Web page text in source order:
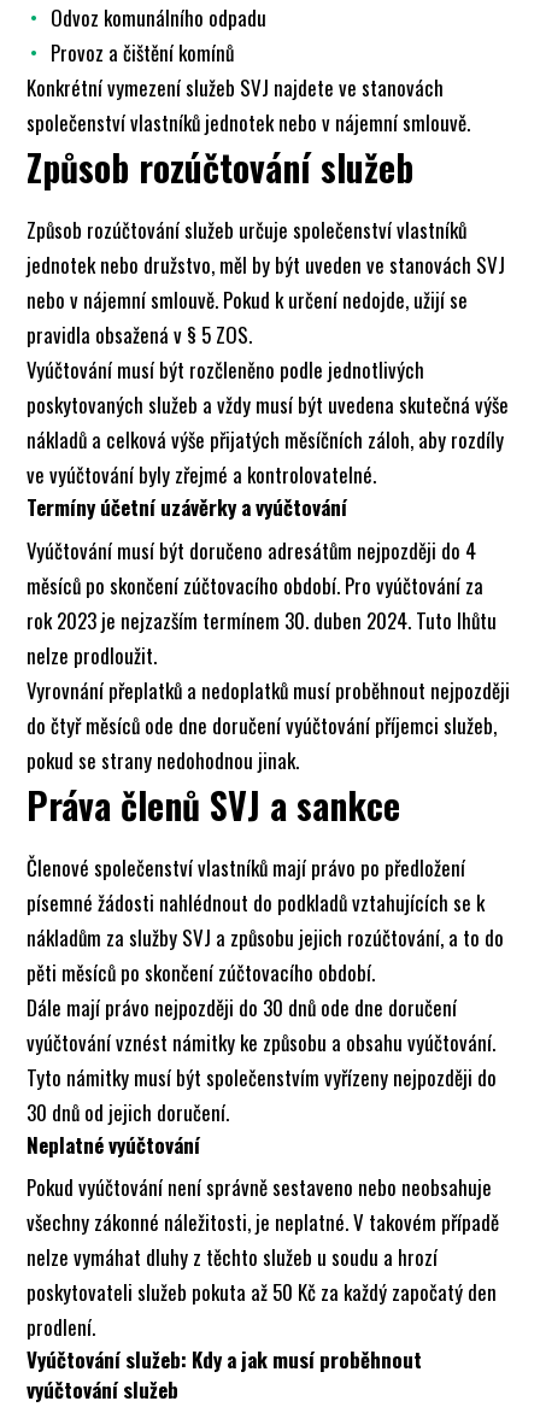
Odvoz komunálního odpadu
Provoz a čištění komínů
Konkrétní vymezení služeb SVJ najdete ve stanovách
společenství vlastníků jednotek nebo v nájemní smlouvě.
Způsob rozúčtování služeb
Způsob rozúčtování služeb určuje společenství vlastníků
jednotek nebo družstvo, měl by být uveden ve stanovách SVJ
nebo v nájemní smlouvě. Pokud k určení nedojde, užijí se
pravidla obsažená v § 5 ZOS.
Vyúčtování musí být rozčleněno podle jednotlivých
poskytovaných služeb a vždy musí být uvedena skutečná výše
nákladů a celková výše přijatých měsíčních záloh, aby rozdíly
ve vyúčtování byly zřejmé a kontrolovatelné.
Termíny účetní uzávěrky a vyúčtování
Vyúčtování musí být doručeno adresátům nejpozději do 4
měsíců po skončení zúčtovacího období. Pro vyúčtování za
rok 2023 je nejzazším termínem 30. duben 2024. Tuto lhůtu
nelze prodloužit.
Vyrovnání přeplatků a nedoplatků musí proběhnout nejpozději
do čtyř měsíců ode dne doručení vyúčtování příjemci služeb,
pokud se strany nedohodnou jinak.
Práva členů SVJ a sankce
Členové společenství vlastníků mají právo po předložení
písemné žádosti nahlédnout do podkladů vztahujících se k
nákladům za služby SVJ a způsobu jejich rozúčtování, a to do
pěti měsíců po skončení zúčtovacího období.
Dále mají právo nejpozději do 30 dnů ode dne doručení
vyúčtování vznést námitky ke způsobu a obsahu vyúčtování.
Tyto námitky musí být společenstvím vyřízeny nejpozději do
30 dnů od jejich doručení.
Neplatné vyúčtování
Pokud vyúčtování není správně sestaveno nebo neobsahuje
všechny zákonné náležitosti, je neplatné. V takovém případě
nelze vymáhat dluhy z těchto služeb u soudu a hrozí
poskytovateli služeb pokuta až 50 Kč za každý započatý den
prodlení.
Vyúčtování služeb: Kdy a jak musí proběhnout
vyúčtování služeb